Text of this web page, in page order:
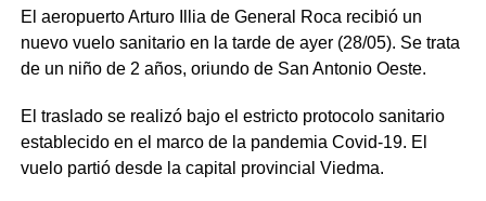
El aeropuerto Arturo Illia de General Roca recibió un
nuevo vuelo sanitario en la tarde de ayer (28/05). Se trata
de un niño de 2 años, oriundo de San Antonio Oeste.
El traslado se realizó bajo el estricto protocolo sanitario
establecido en el marco de la pandemia Covid-19. El
vuelo partió desde la capital provincial Viedma.